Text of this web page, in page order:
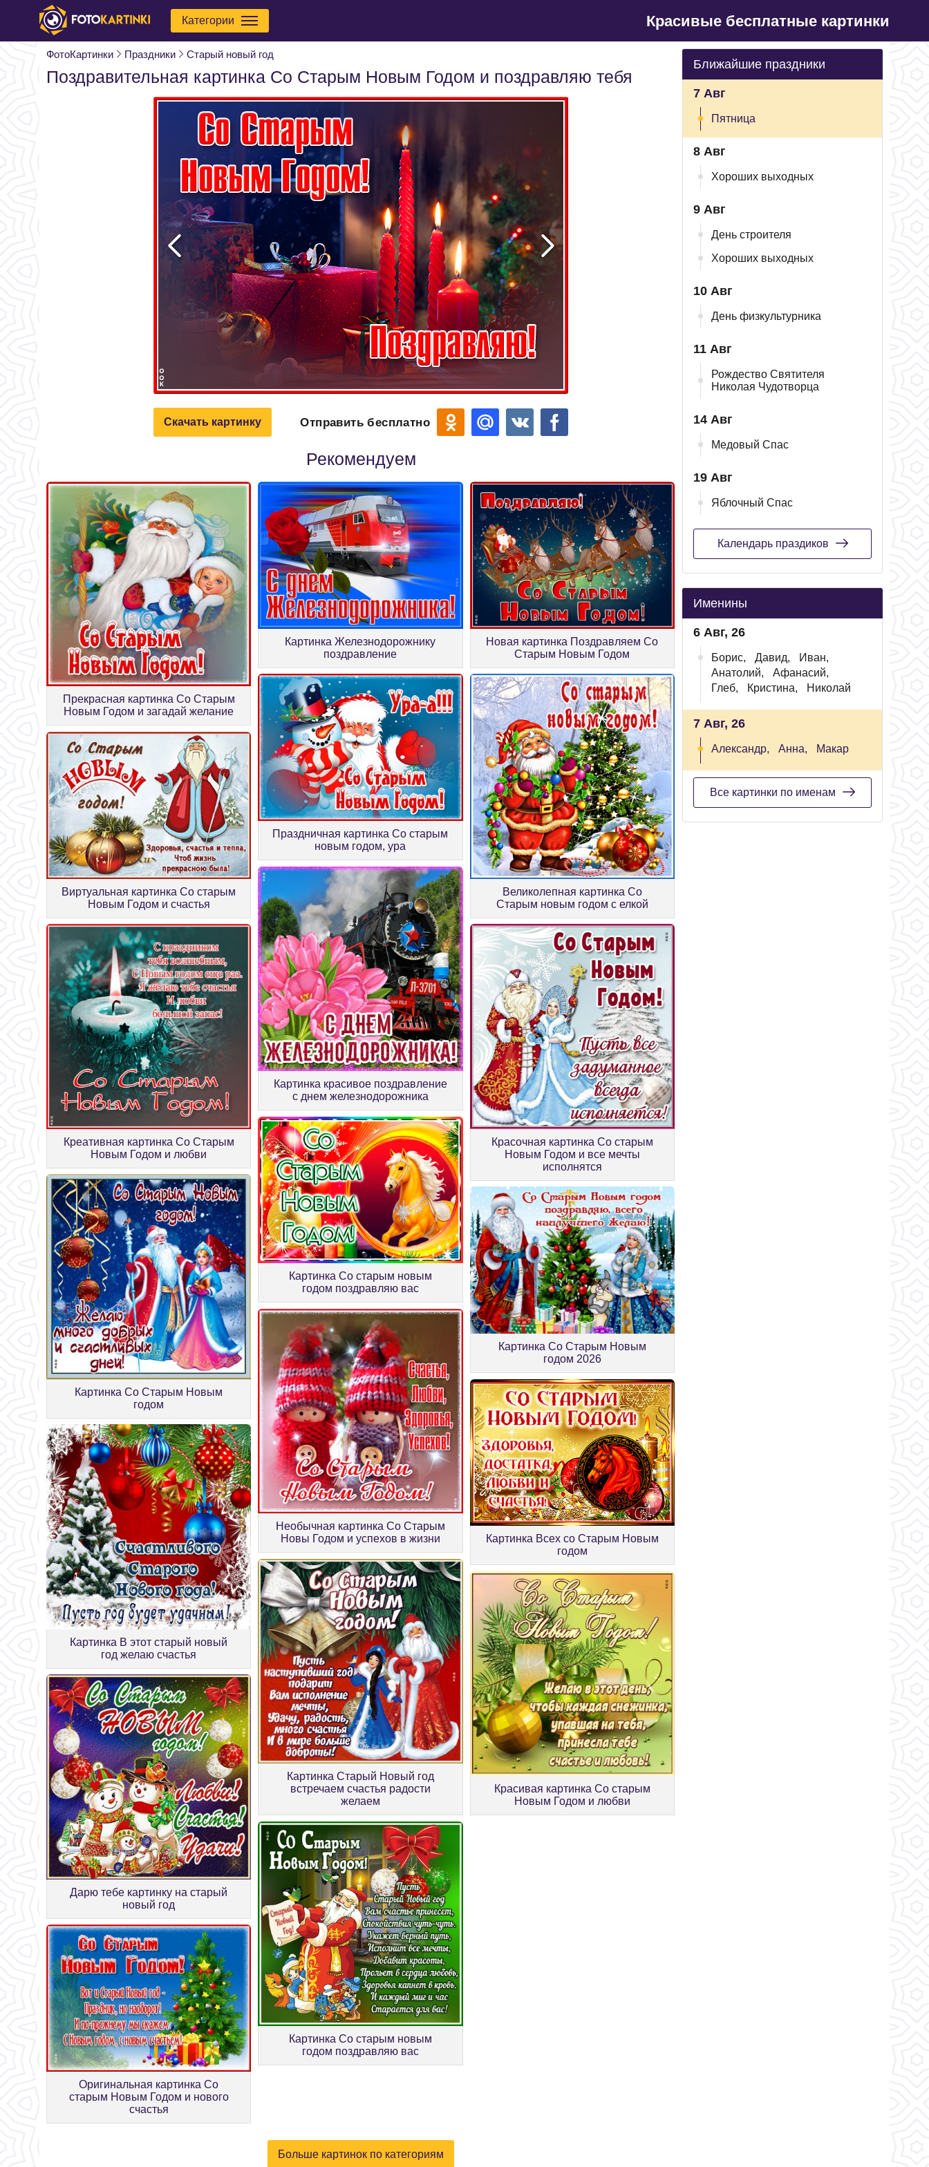
Категории Красивые бесплатные картинки
ФотоКартинки Праздники Старый новый год
Поздравительная картинка Со Старым Новым Годом и поздравляю тебя
Скачать картинку Отправить бесплатно
Рекомендуем
Прекрасная картинка Со Старым
Новым Годом и загадай желание
Картинка Железнодорожнику
поздравление
Новая картинка Поздравляем Со
Старым Новым Годом
Виртуальная картинка Со старым
Новым Годом и счастья
Праздничная картинка Со старым
новым годом, ура
Великолепная картинка Со
Старым новым годом с елкой
Креативная картинка Со Старым
Новым Годом и любви
Картинка красивое поздравление
с днем железнодорожника
Красочная картинка Со старым
Новым Годом и все мечты
исполнятся
Картинка Со Старым Новым
годом
Картинка Со старым новым
годом поздравляю вас
Картинка Со Старым Новым
годом 2026
Картинка В этот старый новый
год желаю счастья
Необычная картинка Со Старым
Новы Годом и успехов в жизни
Картинка Всех со Старым Новым
годом
Дарю тебе картинку на старый
новый год
Картинка Старый Новый год
встречаем счастья радости
желаем
Красивая картинка Со старым
Новым Годом и любви
Оригинальная картинка Со
старым Новым Годом и нового
счастья
Картинка Со старым новым
годом поздравляю вас
Больше картинок по категориям
Ближайшие праздники
7 Авг
Пятница
8 Авг
Хороших выходных
9 Авг
День строителя
Хороших выходных
10 Авг
День физкультурника
11 Авг
Рождество Святителя
Николая Чудотворца
14 Авг
Медовый Спас
19 Авг
Яблочный Спас
Календарь праздиков
Именины
6 Авг, 26
Борис, Давид,
Иван,
Анатолий,
Афанасий,
Глеб,
Кристина, Николай
7 Авг, 26
Александр, Анна, Макар
Все картинки по именам